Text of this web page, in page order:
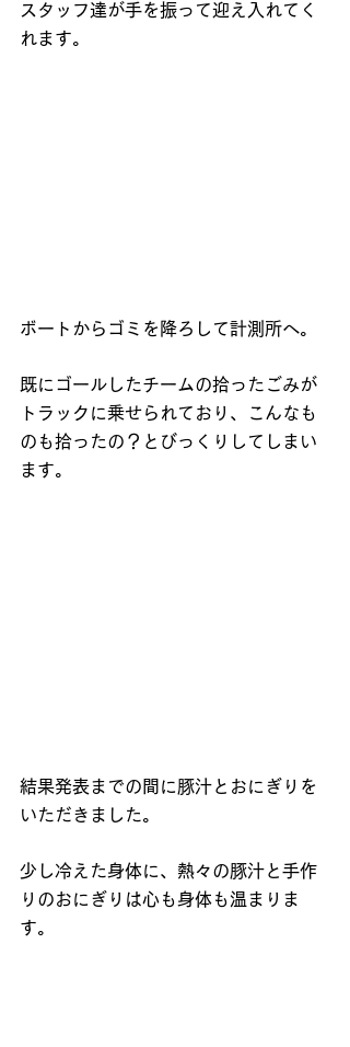
スタッフ達が手を振って迎え入れてく
れます。
ボートからゴミを降ろして計測所へ。
既にゴールしたチームの拾ったごみが
トラックに乗せられており、こんなも
のも拾ったの？とびっくりしてしまい
ます。
結果発表までの間に豚汁とおにぎりを
いただきました。
少し冷えた身体に、熱々の豚汁と手作
りのおにぎりは心も身体も温まりま
す。